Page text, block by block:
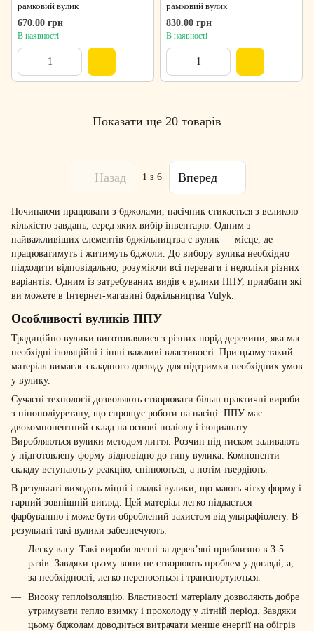
рамковий вулик
670.00 грн
В наявності
рамковий вулик
830.00 грн
В наявності
Показати ще 20 товарів
Назад 1 з 6 Вперед
Починаючи працювати з бджолами, пасічник стикається з великою
кількістю завдань, серед яких вибір інвентарю. Одним з
найважливіших елементів бджільництва є вулик — місце, де
працюватимуть і житимуть бджоли. До вибору вулика необхідно
підходити відповідально, розуміючи всі переваги і недоліки різних
варіантів. Одним із затребуваних видів є вулики ППУ, придбати які
ви можете в Інтернет-магазині бджільництва Vulyk.
Особливості вуликів ППУ
Традиційно вулики виготовлялися з різних порід деревини, яка має
необхідні ізоляційні і інші важливі властивості. При цьому такий
матеріал вимагає складного догляду для підтримки необхідних умов
у вулику.
Сучасні технології дозволяють створювати більш практичні вироби
з пінополіуретану, що спрощує роботи на пасіці. ППУ має
двокомпонентний склад на основі поліолу і ізоцианату.
Виробляються вулики методом лиття. Розчин під тиском заливають
у підготовлену форму відповідно до типу вулика. Компоненти
складу вступають у реакцію, спінюються, а потім твердіють.
В результаті виходять міцні і гладкі вулики, що мають чітку форму і
гарний зовнішній вигляд. Цей матеріал легко піддається
фарбуванню і може бути оброблений захистом від ультрафіолету. В
результаті такі вулики забезпечують:
Легку вагу. Такі вироби легші за дерев’яні приблизно в 3-5
разів. Завдяки цьому вони не створюють проблем у догляді, а,
за необхідності, легко переносяться і транспортуються.
Високу теплоізоляцію. Властивості матеріалу дозволяють добре
утримувати тепло взимку і прохолоду у літній період. Завдяки
цьому бджолам доводиться витрачати менше енергії на обігрів